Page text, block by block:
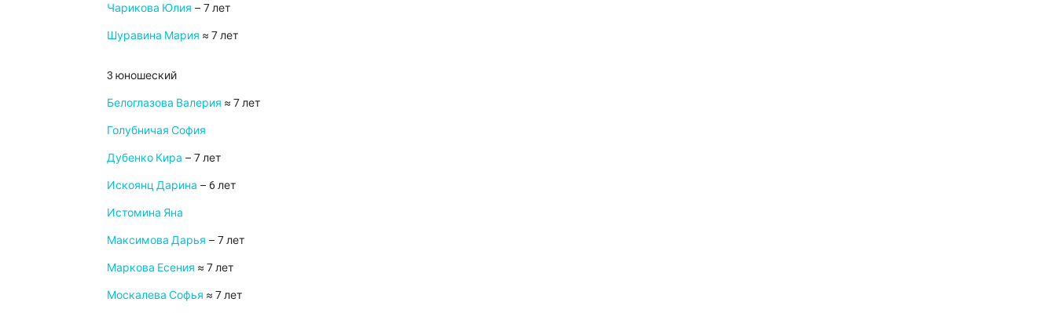
Чарикова Юлия – 7 лет
Шуравина Мария ≈ 7 лет
3 юношеский
Белоглазова Валерия ≈ 7 лет
Голубничая София
Дубенко Кира – 7 лет
Искоянц Дарина – 6 лет
Истомина Яна
Максимова Дарья – 7 лет
Маркова Есения ≈ 7 лет
Москалева Софья ≈ 7 лет